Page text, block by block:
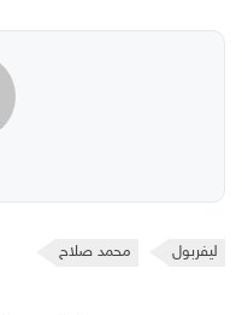
ليفربول محمد صلاح